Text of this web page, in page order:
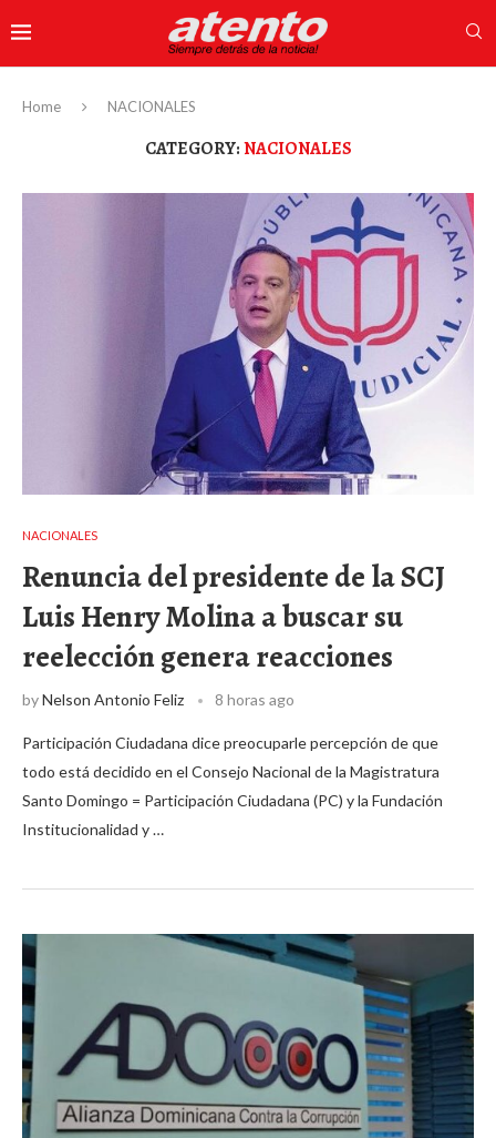
Home NACIONALES
CATEGORY:NACIONALES
NACIONALES
Renuncia del presidente de la SCJ
Luis Henry Molina a buscar su
reelección genera reacciones
byNelson Antonio Feliz 8 horas ago
Participación Ciudadana dice preocuparle percepción de que
todo está decidido en el Consejo Nacional de la Magistratura
Santo Domingo = Participación Ciudadana (PC) y la Fundación
Institucionalidad y …